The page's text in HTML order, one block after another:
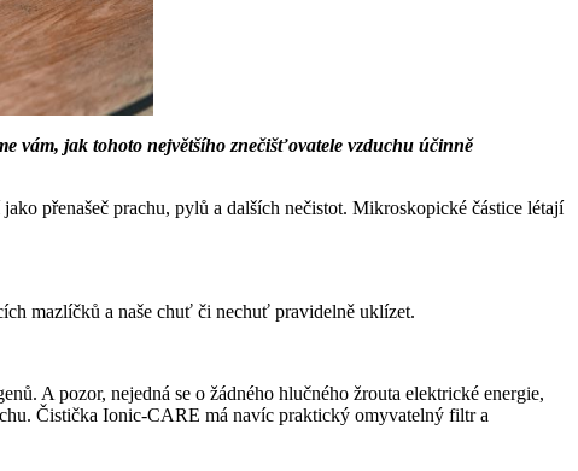
vám, jak tohoto největšího znečišťovatele vzduchu účinně
přenašeč prachu, pylů a dalších nečistot. Mikroskopické částice létají
mazlíčků a naše chuť či nechuť pravidelně uklízet.
A pozor, nejedná se o žádného hlučného žrouta elektrické energie,
Čistička Ionic-CARE má navíc praktický omyvatelný filtr a